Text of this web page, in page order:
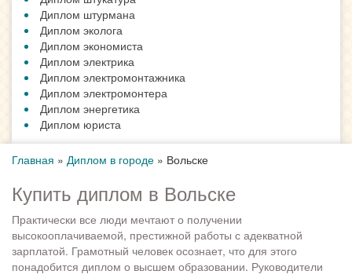
Диплом штурмана
Диплом эколога
Диплом экономиста
Диплом электрика
Диплом электромонтажника
Диплом электромонтера
Диплом энергетика
Диплом юриста
Главная » Диплом в городе » Вольске
Купить диплом в Вольске
Практически все люди мечтают о получении
высокооплачиваемой, престижной работы с адекватной
зарплатой. Грамотный человек осознает, что для этого
понадобится диплом о высшем образовании. Руководители